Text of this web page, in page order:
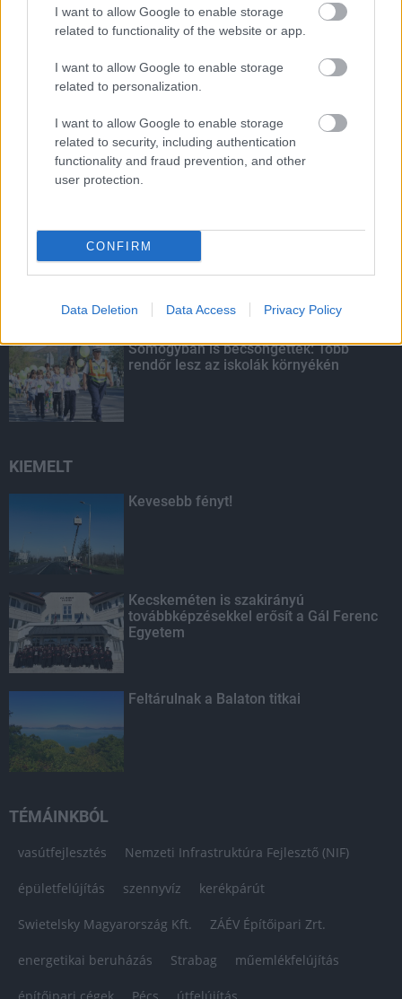
I want to allow Google to enable storage
related to functionality of the website or app.
I want to allow Google to enable storage
related to personalization.
I want to allow Google to enable storage
related to security, including authentication
functionality and fraud prevention, and other
user protection.
CONFIRM
Data Deletion Data Access Privacy Policy
HÍRDETÉS
LEGOLVASOTTABB
A lakosságra is fontos szerep hárul a
szúnyoginvázió elkerülésében
Újabb magabiztos kaposvári győzelem
Somogyban is becsöngettek: Több
rendőr lesz az iskolák környékén
KIEMELT
Kevesebb fényt!
Kecskeméten is szakirányú
továbbképzésekkel erősít a Gál Ferenc
Egyetem
Feltárulnak a Balaton titkai
TÉMÁINKBÓL
vasútfejlesztés Nemzeti Infrastruktúra Fejlesztő (NIF)
épületfelújítás szennyvíz kerékpárút
Swietelsky Magyarország Kft. ZÁÉV Építőipari Zrt.
energetikai beruházás Strabag műemlékfelújítás